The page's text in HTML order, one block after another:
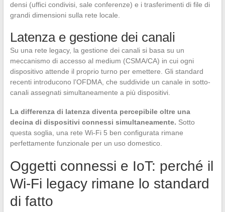
densi (uffici condivisi, sale conferenze) e i trasferimenti di file di
grandi dimensioni sulla rete locale.
Latenza e gestione dei canali
Su una rete legacy, la gestione dei canali si basa su un
meccanismo di accesso al medium (CSMA/CA) in cui ogni
dispositivo attende il proprio turno per emettere. Gli standard
recenti introducono l’OFDMA, che suddivide un canale in sotto-
canali assegnati simultaneamente a più dispositivi.
La differenza di latenza diventa percepibile oltre una
decina di dispositivi connessi simultaneamente. Sotto
questa soglia, una rete Wi-Fi 5 ben configurata rimane
perfettamente funzionale per un uso domestico.
Oggetti connessi e IoT: perché il
Wi-Fi legacy rimane lo standard
di fatto